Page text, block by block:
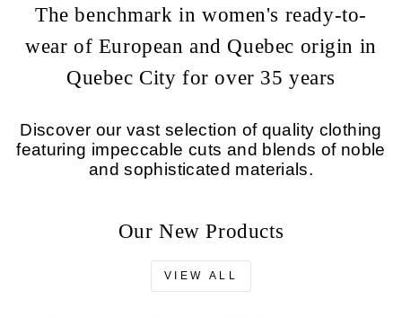
The benchmark in women's ready-to-
wear of European and Quebec origin in
Quebec City for over 35 years
Discover our vast selection of quality clothing
featuring impeccable cuts and blends of noble
and sophisticated materials.
Our New Products
VIEW ALL